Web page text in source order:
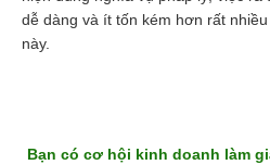
dễ dàng và ít tốn kém hơn rất
này.
Bạn có cơ hội kinh doanh làm